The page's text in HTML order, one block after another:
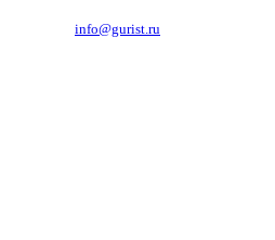
info@gurist.ru